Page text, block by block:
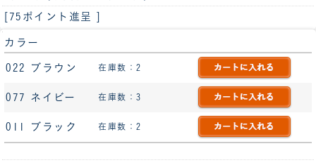
[75ポイント進呈 ]
カラー
022 ブラウン 在庫数：2
077 ネイビー 在庫数：3
011 ブラック 在庫数：2